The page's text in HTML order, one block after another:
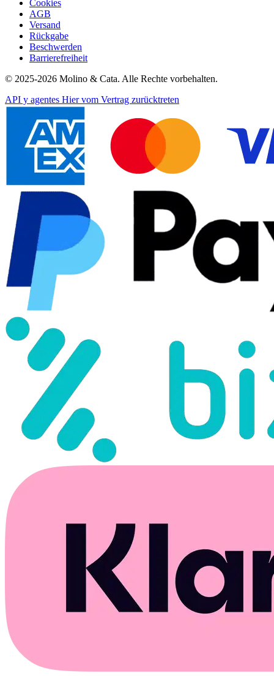
Cookies
AGB
Versand
Rückgabe
Beschwerden
Barrierefreiheit
© 2025-2026 Molino & Cata. Alle Rechte vorbehalten.
API y agentes Hier vom Vertrag zurücktreten